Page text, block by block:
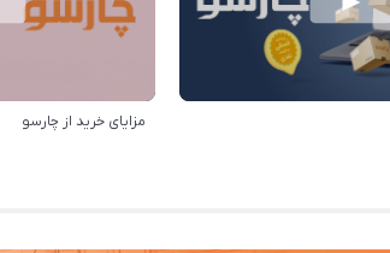
مزایای خرید از چارسو